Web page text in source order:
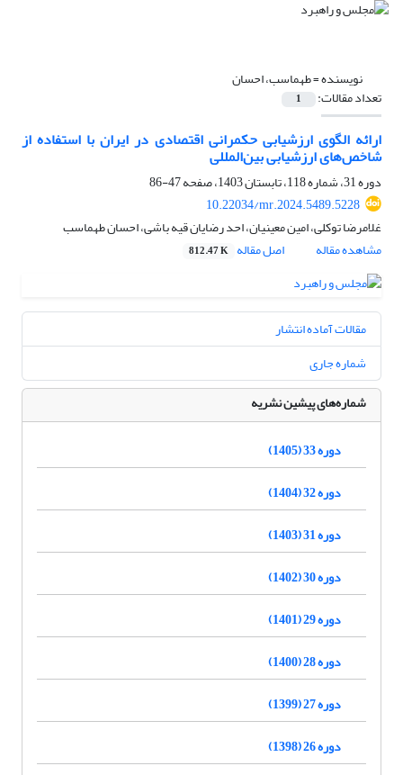
نویسنده =طهماسب، احسان
تعداد مقالات: 1
ارائه الگوی ارزشیابی حکمرانی اقتصادی در ایران با استفاده از
شاخص‌های ارزشیابی بین‌المللی
دوره 31، شماره 118، تابستان 1403، صفحه
47-86
10.22034/mr.2024.5489.5228
غلامرضا توکلی، امین معینیان، احد رضایان قیه باشی، احسان طهماسب
مشاهده مقاله
اصل مقاله 812.47 K
مقالات آماده انتشار
شماره جاری
شماره‌های پیشین نشریه
دوره 33 (1405)
دوره 32 (1404)
دوره 31 (1403)
دوره 30 (1402)
دوره 29 (1401)
دوره 28 (1400)
دوره 27 (1399)
دوره 26 (1398)